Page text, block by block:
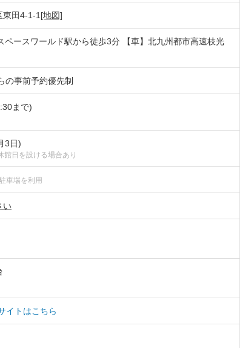
東田4-1-1 [地図]
ペースワールド駅から徒歩3分 【車】北九州都市高速枝光
事前予約優先制
まで)
3日)
館日を設ける場合あり
車場を利用
い
イトはこちら